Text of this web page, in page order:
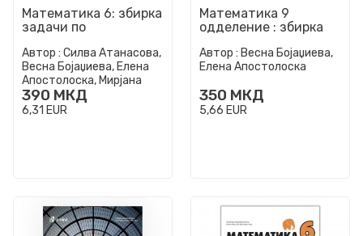
Математика 6: збирка
задачи по
одделение
Автор : Силва Атанасова,
Весна Бојаџиева, Елена
Апостолоска, Мирјана
Марковска Димовиќ
390 МКД
6,31 EUR
Математика 9
одделение : збирка
9 одделение во
деветгоди...
Автор : Весна Бојаџиева,
Елена Апостолоска
350 МКД
5,66 EUR